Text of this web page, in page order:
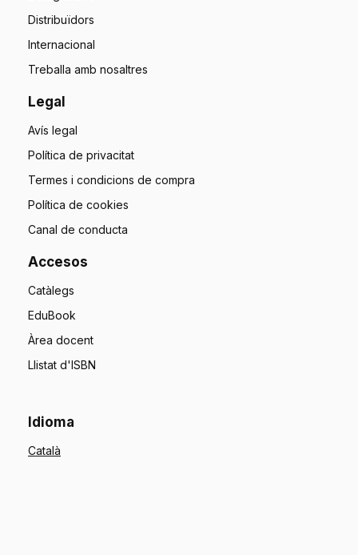
Distribuïdors
Internacional
Treballa amb nosaltres
Legal
Avís legal
Política de privacitat
Termes i condicions de compra
Política de cookies
Canal de conducta
Accesos
Catàlegs
EduBook
Àrea docent
Llistat d'ISBN
Idioma